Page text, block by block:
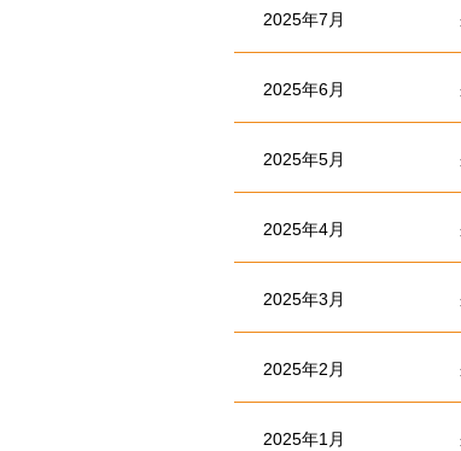
2025年7月
2025年6月
2025年5月
2025年4月
2025年3月
2025年2月
2025年1月